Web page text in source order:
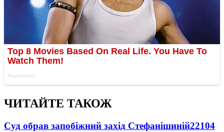
ЧИТАЙТЕ ТАКОЖ
Суд обрав запобіжний захід Стефанішиній22104